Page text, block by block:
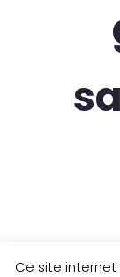
Ce site